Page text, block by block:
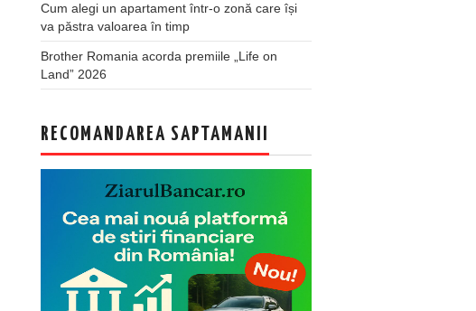
Cum alegi un apartament într-o zonă care își
va păstra valoarea în timp
Brother Romania acorda premiile „Life on
Land” 2026
RECOMANDAREA SAPTAMANII